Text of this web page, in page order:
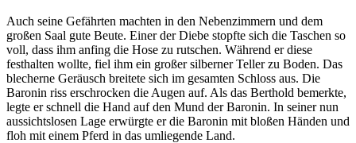
Auch seine Gefährten machten in den Nebenzimmern und dem
großen Saal gute Beute. Einer der Diebe stopfte sich die Taschen so
voll, dass ihm anfing die Hose zu rutschen. Während er diese
festhalten wollte, fiel ihm ein großer silberner Teller zu Boden. Das
blecherne Geräusch breitete sich im gesamten Schloss aus. Die
Baronin riss erschrocken die Augen auf. Als das Berthold bemerkte,
legte er schnell die Hand auf den Mund der Baronin. In seiner nun
aussichtslosen Lage erwürgte er die Baronin mit bloßen Händen und
floh mit einem Pferd in das umliegende Land.